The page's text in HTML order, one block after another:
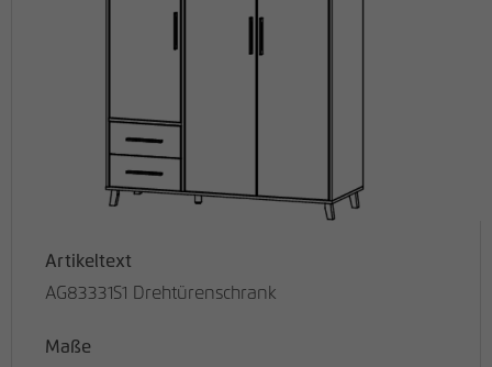
Artikeltext
AG83331S1 Drehtürenschrank
Maße